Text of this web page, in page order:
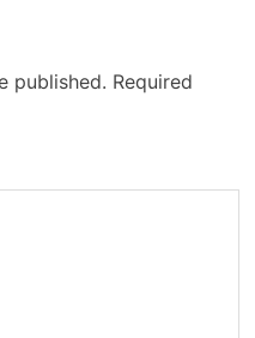
published. Required